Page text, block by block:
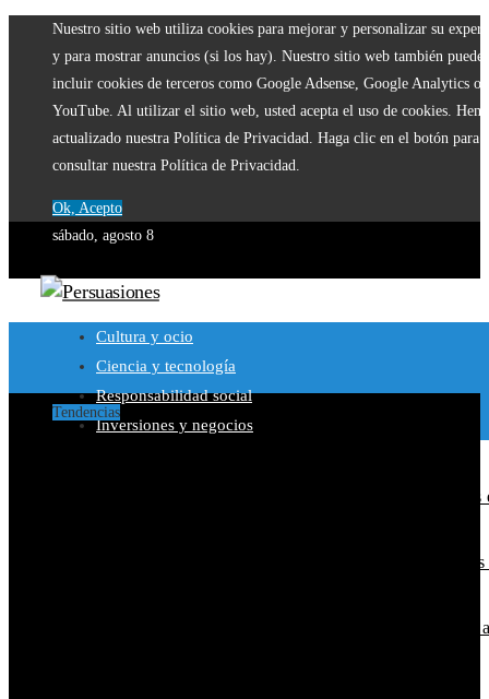
Nuestro sitio web utiliza cookies para mejorar y personalizar su
y para mostrar anuncios (si los hay). Nuestro sitio web también puede
incluir cookies de terceros como Google Adsense, Google Analytics o
YouTube. Al utilizar el sitio web, usted acepta el uso de cookies.
actualizado nuestra Política de Privacidad. Haga clic en el botón para
consultar nuestra Política de Privacidad.
Ok, Acepto
sábado, agosto 8
Cultura y ocio
Ciencia y tecnología
Responsabilidad social
Inversiones y negocios
Tendencias
Los 10 animales que tienen los sentidos más desarrollados
El papel del Estado en la supervisión bancaria tras la crisis
Cómo los imperios construyeron vastas redes comerciales